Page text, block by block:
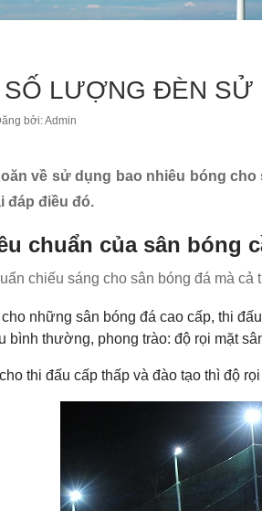
SỐ LƯỢNG ĐÈN
bởi: Admin
về sử dụng bao nhiêu bóng
đáp điều đó.
chuẩn của sân bóng
chiếu sáng cho sân bóng đá mà
những sân bóng đá cao cấp, thi
bình thường, phong trào: độ rọi mặt
thi đấu cấp thấp và đào tạo thì độ